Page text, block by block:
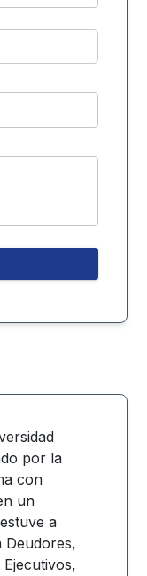
por la
con
un
a
Deudores,